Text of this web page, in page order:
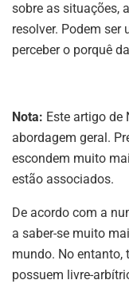
sobre as situações,
resolver. Podem
perceber o porquê
Nota: Este artigo de
abordagem geral.
escondem muito
estão associados.
De acordo com a
a saber-se muito
mundo. No entanto,
possuem livre-